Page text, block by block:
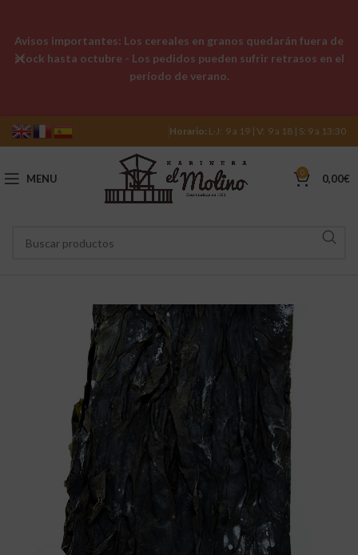
Horario: L-J: 9 a 19 | V: 9 a 18 | S: 9 a 13:30
MENU 0 0,00€
Avisos importantes: Los cereales en granos quedarán fuera de
stock hasta octubre - Los pedidos pueden sufrir retrasos en el
período de verano.